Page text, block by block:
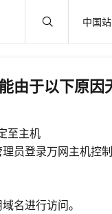
中国站
由于以下原因
至主机
员登录万网主机控
名进行访问。